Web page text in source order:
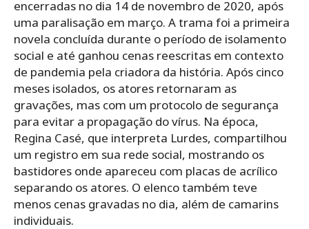
encerradas no dia 14 de novembro de 2020, após
uma paralisação em março. A trama foi a primeira
novela concluída durante o período de isolamento
social e até ganhou cenas reescritas em contexto
de pandemia pela criadora da história. Após cinco
meses isolados, os atores retornaram as
gravações, mas com um protocolo de segurança
para evitar a propagação do vírus. Na época,
Regina Casé, que interpreta Lurdes, compartilhou
um registro em sua rede social, mostrando os
bastidores onde apareceu com placas de acrílico
separando os atores. O elenco também teve
menos cenas gravadas no dia, além de camarins
individuais.